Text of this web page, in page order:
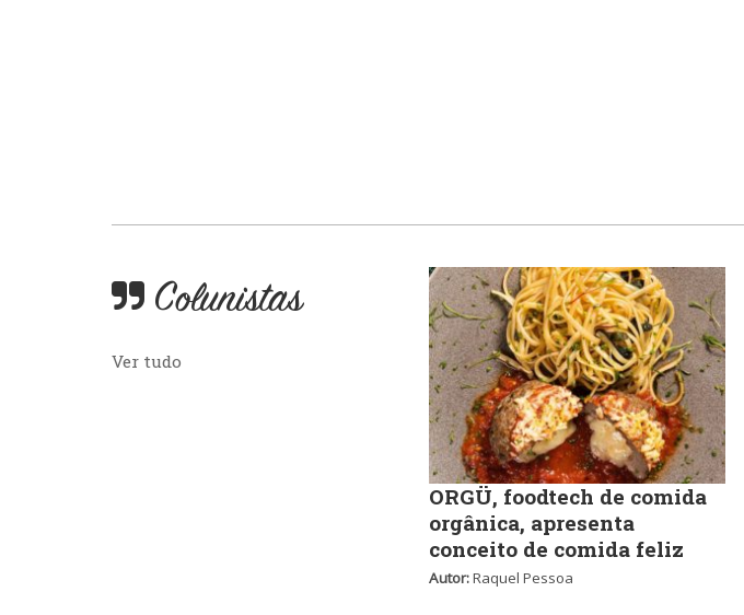
Colunistas
Ver tudo
ORGÜ, foodtech de comida
orgânica, apresenta
conceito de comida feliz
Autor:Raquel Pessoa